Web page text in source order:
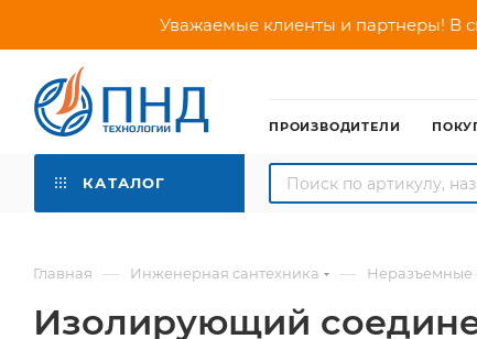
Уважаемые клиенты и партнеры! В
ПРОИЗВОДИТЕЛИ
КАТАЛОГ
Главная — Инженерная сантехника — Неразъемные
Изолирующий